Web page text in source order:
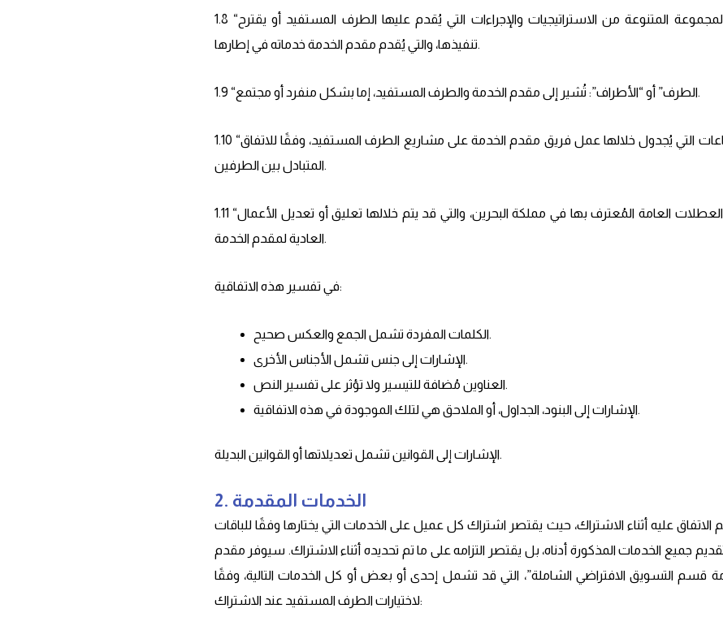
1.8 “مبادرات التسويق”: تُشير إلى المجموعة المتنوعة من الاستراتيجيات والإجراءات التي يُقدم عليها الطرف المستفيد أو يقترح
تنفيذها، والتي يُقدم مقدم الخدمة خدماته في إطارها.
1.9 “الطرف” أو “الأطراف”: تُشير إلى مقدم الخدمة والطرف المستفيد، إما بشكل منفرد أو مجتمع.
1.10 “ساعات العمل”: تُشير إلى الساعات التي يُجدول خلالها عمل فريق مقدم الخدمة على مشاريع الطرف المستفيد، وفقًا للاتفاق
المتبادل بين الطرفين.
1.11 “العطلات الرسمية”: تُشير إلى العطلات العامة المُعترف بها في مملكة البحرين، والتي قد يتم خلالها تعليق أو تعديل الأعمال
العادية لمقدم الخدمة.
في تفسير هذه الاتفاقية:
الكلمات المفردة تشمل الجمع والعكس صحيح.
الإشارات إلى جنس تشمل الأجناس الأخرى.
العناوين مُضافة للتيسير ولا تؤثر على تفسير النص.
الإشارات إلى البنود، الجداول، أو الملاحق هي لتلك الموجودة في هذه الاتفاقية.
الإشارات إلى القوانين تشمل تعديلاتها أو القوانين البديلة.
2. الخدمات المقدمة
الاتفاق عليه أثناء الاشتراك، حيث يقتصر اشتراك كل عميل على الخدمات التي يختارها وفقًا للباقات
جميع الخدمات المذكورة أدناه، بل يقتصر التزامه على ما تم تحديده أثناء الاشتراك. سيوفر مقدم
قسم التسويق الافتراضي الشاملة”، التي قد تشمل إحدى أو بعض أو كل الخدمات التالية، وفقًا
لاختيارات الطرف المستفيد عند الاشتراك: